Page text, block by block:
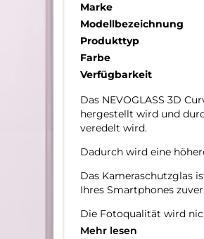
Marke
Modellbezeichnung
Produkttyp
Farbe
Verfügbarkeit
Das NEVOGLASS 3D
hergestellt wird und
veredelt wird.
Dadurch wird eine
Das Kameraschutzglas
Ihres Smartphones
Die Fotoqualität wird
Staubablagerungen in
Mehr lesen